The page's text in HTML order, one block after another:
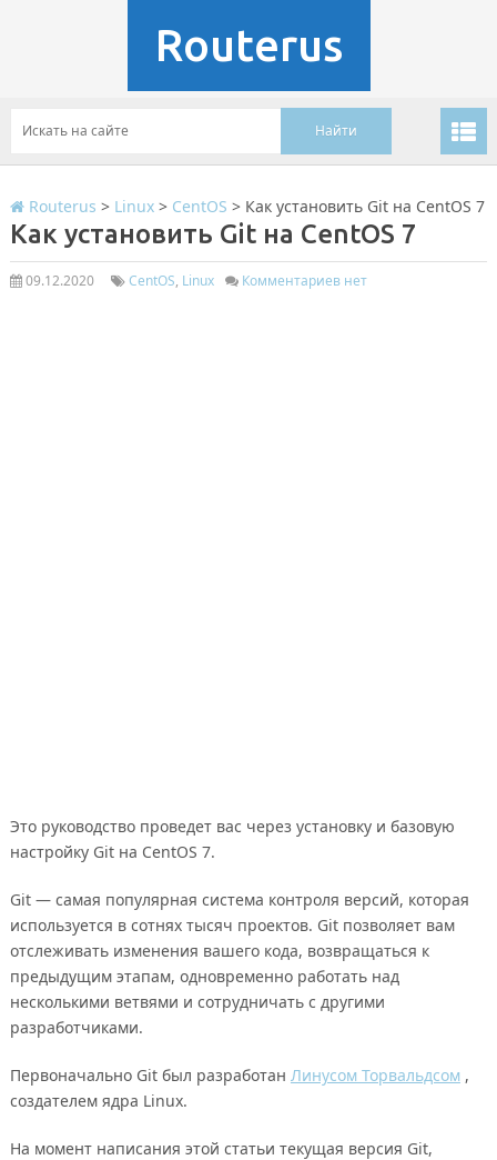
Routerus
Routerus > Linux> CentOS > Как установить Git на CentOS 7
Как установить Git на CentOS 7
09.12.2020 CentOS, Linux Комментариев нет
Это руководство проведет вас через установку и базовую
настройку Git на CentOS 7.
Git — самая популярная система контроля версий, которая
используется в сотнях тысяч проектов. Git позволяет вам
отслеживать изменения вашего кода, возвращаться к
предыдущим этапам, одновременно работать над
несколькими ветвями и сотрудничать с другими
разработчиками.
Первоначально Git был разработан Линусом Торвальдсом,
создателем ядра Linux.
На момент написания этой статьи текущая версия Git,